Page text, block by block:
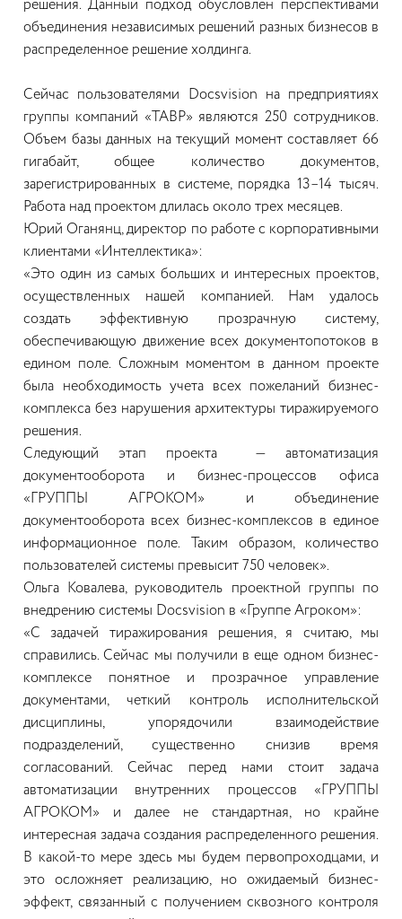
решения. Данный подход обусловлен перспективами
объединения независимых решений разных бизнесов в
распределенное решение холдинга.
Сейчас пользователями Docsvision на предприятиях
группы компаний «ТАВР» являются 250 сотрудников.
Объем базы данных на текущий момент составляет 66
гигабайт, общее количество документов,
зарегистрированных в системе, порядка 13–14 тысяч.
Работа над проектом длилась около трех месяцев.
Юрий Оганянц, директор по работе с корпоративными
клиентами «Интеллектика»:
«Это один из самых больших и интересных проектов,
осуществленных нашей компанией. Нам удалось
создать эффективную прозрачную систему,
обеспечивающую движение всех документопотоков в
едином поле. Сложным моментом в данном проекте
была необходимость учета всех пожеланий бизнес-
комплекса без нарушения архитектуры тиражируемого
решения.
Следующий этап проекта — автоматизация
документооборота и бизнес-процессов офиса
«ГРУППЫ АГРОКОМ» и объединение
документооборота всех бизнес-комплексов в единое
информационное поле. Таким образом, количество
пользователей системы превысит 750 человек».
Ольга Ковалева, руководитель проектной группы по
внедрению системы Docsvision в «Группе Агроком»:
«С задачей тиражирования решения, я считаю, мы
справились. Сейчас мы получили в еще одном бизнес-
комплексе понятное и прозрачное управление
документами, четкий контроль исполнительской
дисциплины, упорядочили взаимодействие
подразделений, существенно снизив время
согласований. Сейчас перед нами стоит задача
автоматизации внутренних процессов «ГРУППЫ
АГРОКОМ» и далее не стандартная, но крайне
интересная задача создания распределенного решения.
В какой-то мере здесь мы будем первопроходцами, и
это осложняет реализацию, но ожидаемый бизнес-
эффект, связанный с получением сквозного контроля